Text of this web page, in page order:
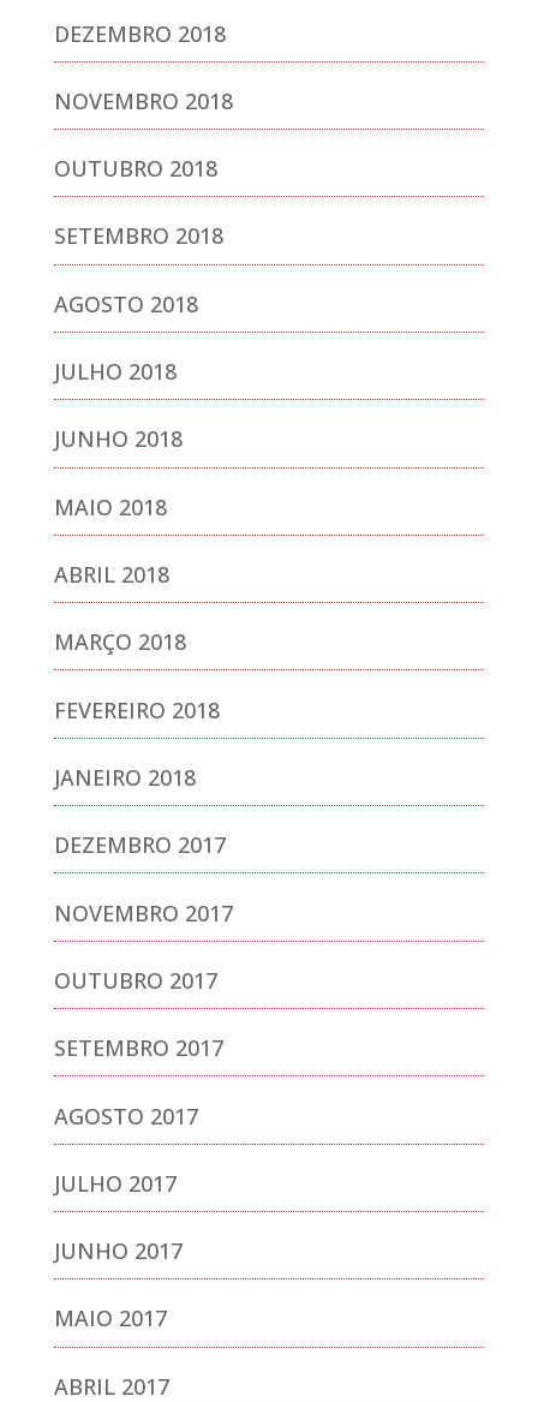
DEZEMBRO 2018
NOVEMBRO 2018
OUTUBRO 2018
SETEMBRO 2018
AGOSTO 2018
JULHO 2018
JUNHO 2018
MAIO 2018
ABRIL 2018
MARÇO 2018
FEVEREIRO 2018
JANEIRO 2018
DEZEMBRO 2017
NOVEMBRO 2017
OUTUBRO 2017
SETEMBRO 2017
AGOSTO 2017
JULHO 2017
JUNHO 2017
MAIO 2017
ABRIL 2017